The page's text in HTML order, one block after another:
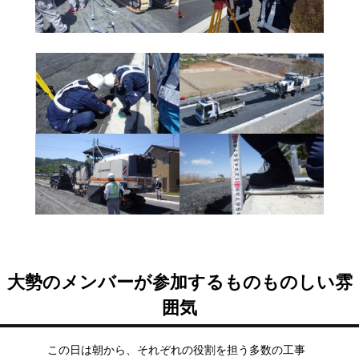
大勢のメンバーが参加するものものしい雰
囲気
この日は朝から、それぞれの役割を担う多数の工事